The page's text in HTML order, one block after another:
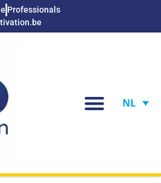
Professionals
NL